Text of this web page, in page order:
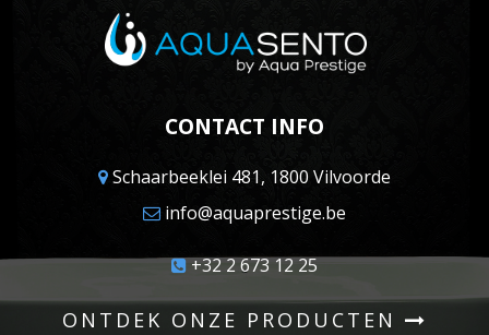
CONTACT INFO
Schaarbeeklei 481, 1800 Vilvoorde
info@aquaprestige.be
+32 2 673 12 25
ONTDEK ONZE PRODUCTEN